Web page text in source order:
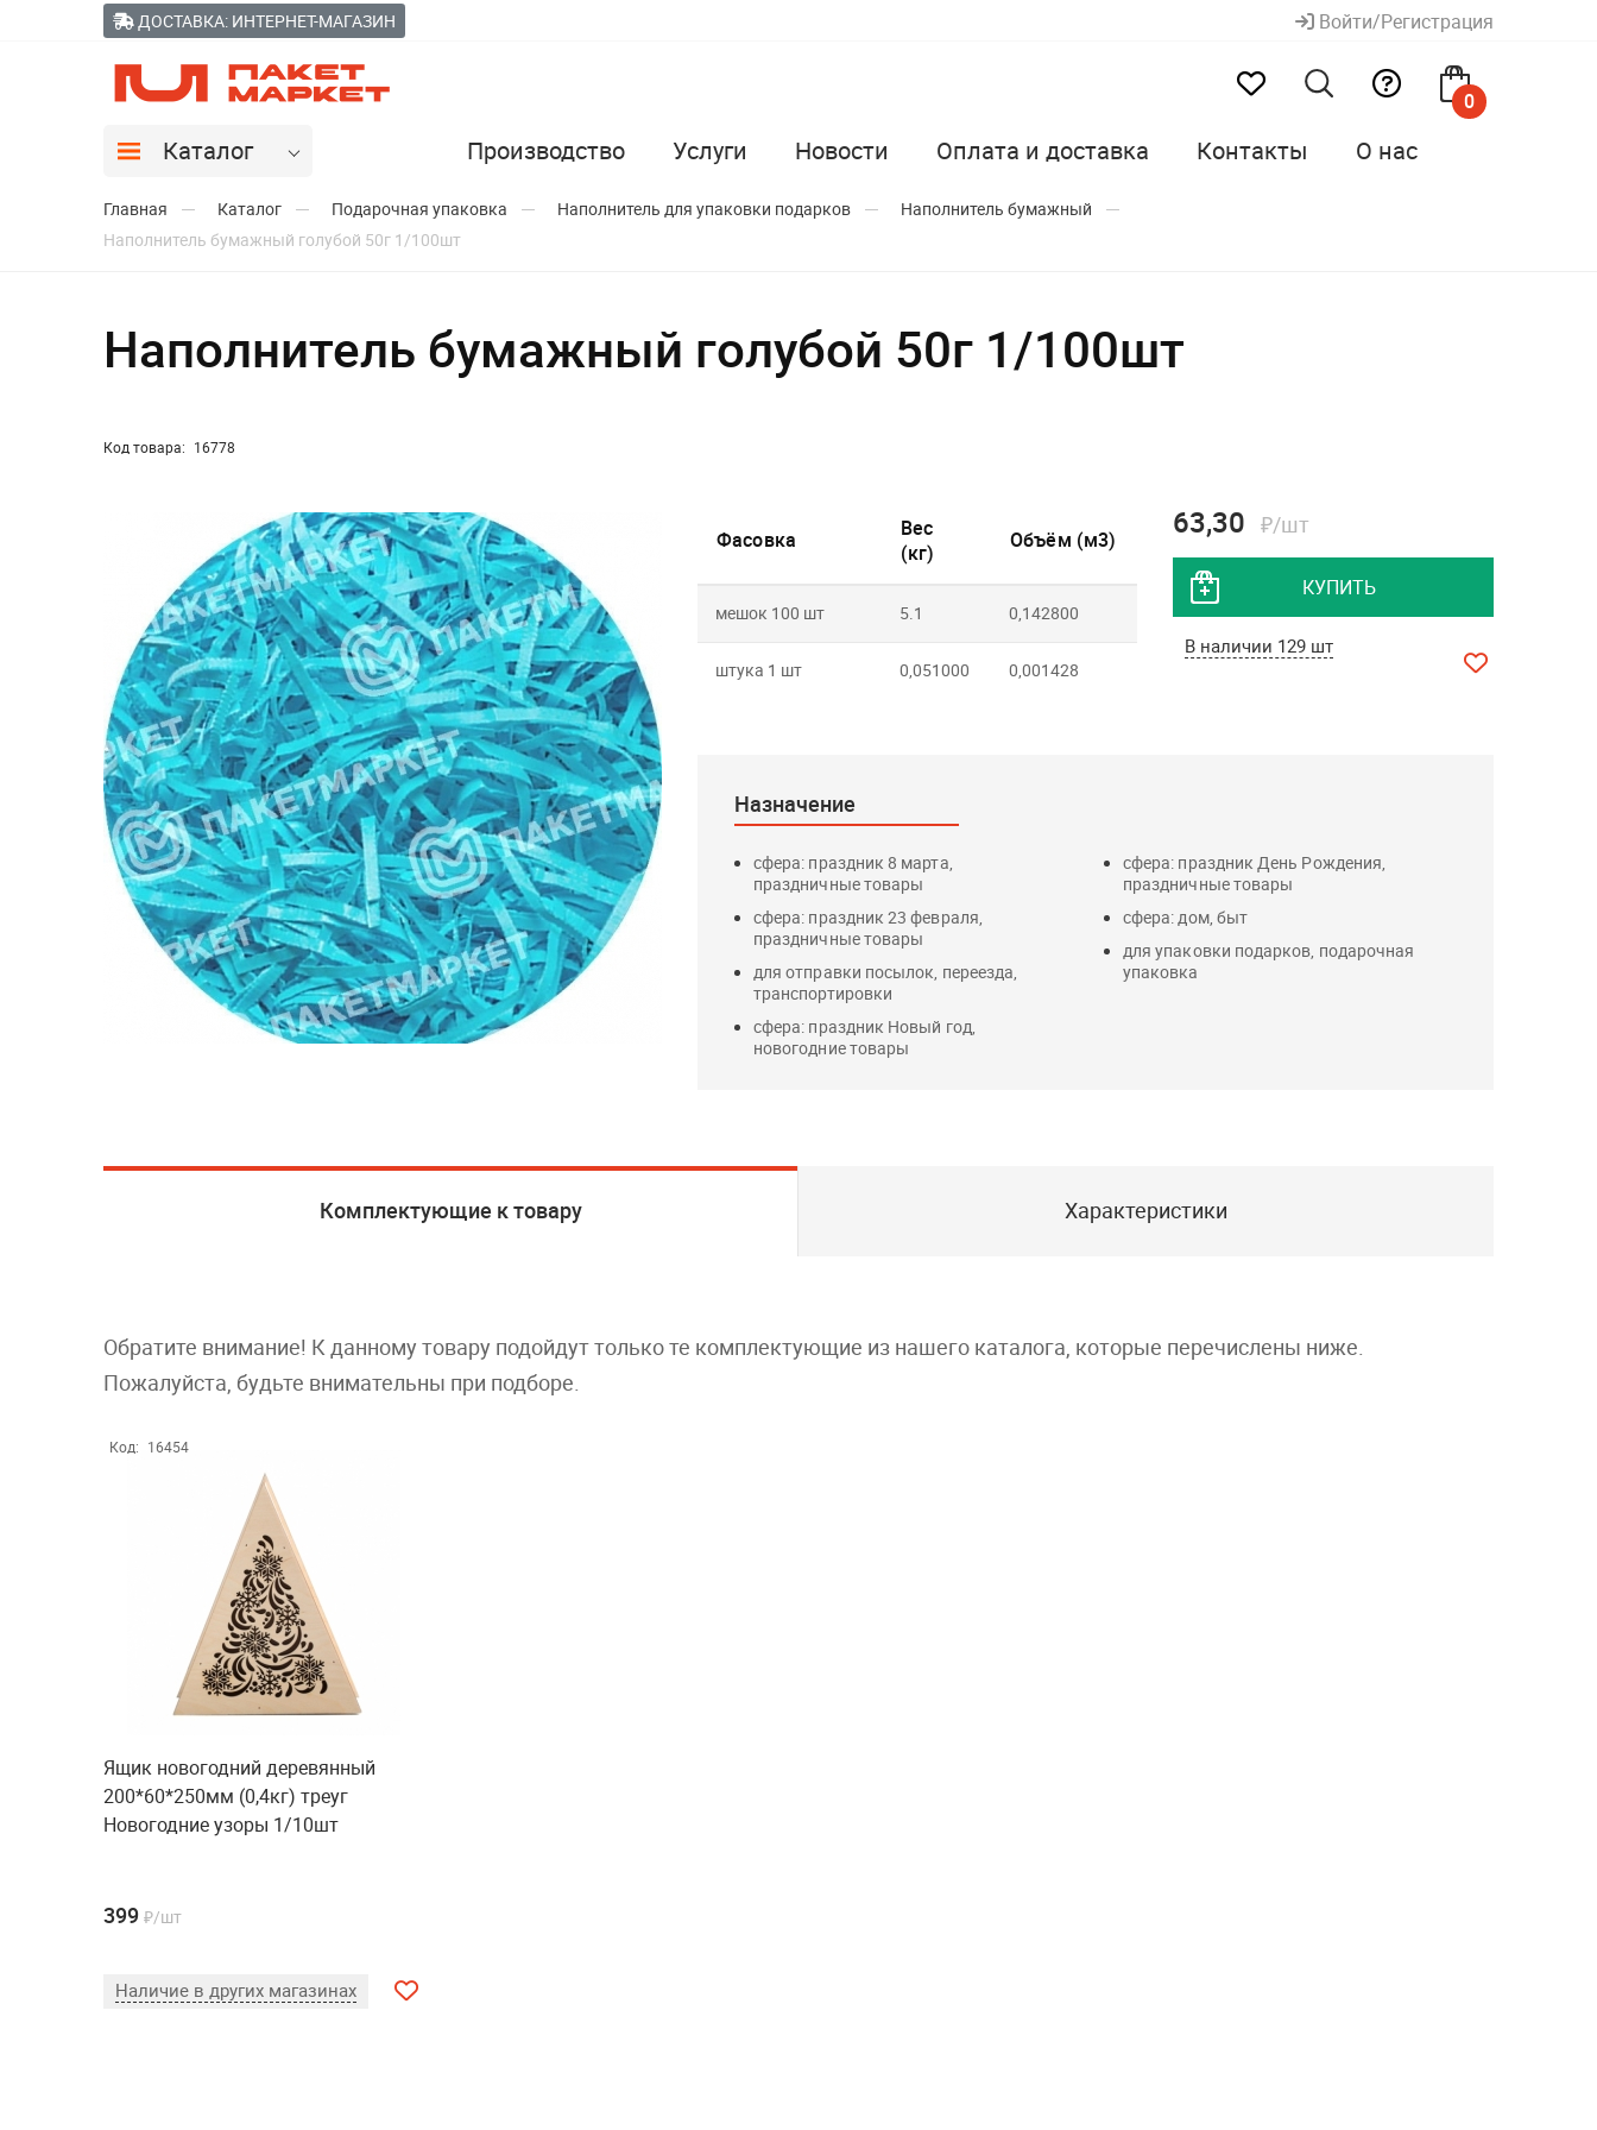
ДОСТАВКА: ИНТЕРНЕТ-МАГАЗИН Войти/Регистрация
0
Каталог Производство Услуги Новости Оплата и доставка Контакты О нас
Главная Каталог Подарочная упаковка Наполнитель для упаковки подарков
Наполнитель бумажный
Наполнитель бумажный голубой 50г 1/100шт
Наполнитель бумажный голубой 50г 1/100шт
Код товара: 16778
Фасовка
Вес
(кг)
Объём (м3)
мешок 100 шт 5.1 0,142800
штука 1 шт 0,051000 0,001428
63,30 ₽/шт
КУПИТЬ
В наличии 129 шт
Назначение
сфера: праздник 8 марта,
праздничные товары
сфера: праздник 23 февраля,
праздничные товары
для отправки посылок, переезда,
транспортировки
сфера: праздник Новый год,
новогодние товары
сфера: праздник День Рождения,
праздничные товары
сфера: дом, быт
для упаковки подарков, подарочная
упаковка
Комплектующие к товару Характеристики
Обратите внимание! К данному товару подойдут только те комплектующие из нашего каталога, которые перечислены ниже.
Пожалуйста, будьте внимательны при подборе.
Код: 16454
Ящик новогодний деревянный
200*60*250мм (0,4кг) треуг
Новогодние узоры 1/10шт
399 ₽/шт
Наличие в других магазинах